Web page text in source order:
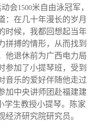
会1500米自由泳冠军，
：在几十年漫长的岁月
时候，我都回想起当年
拼搏的情形，从而找到
他退休前为广西电力局
参加了小提琴班，受到
音乐的爱好伴随他走过
加中央讲师团赴福建建
学生教授小提琴。陈家
济研究院研究员。